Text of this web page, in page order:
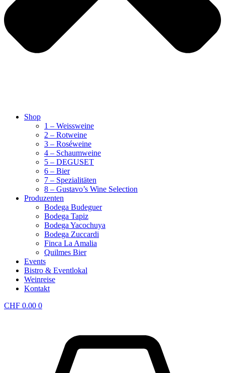
Shop
1 – Weissweine
2 – Rotweine
3 – Roséweine
4 – Schaumweine
5 – DEGUSET
6 – Bier
7 – Spezialitäten
8 – Gustavo’s Wine Selection
Produzenten
Bodega Budeguer
Bodega Tapiz
Bodega Yacochuya
Bodega Zuccardi
Finca La Amalia
Quilmes Bier
Events
Bistro & Eventlokal
Weinreise
Kontakt
CHF 0.00 0